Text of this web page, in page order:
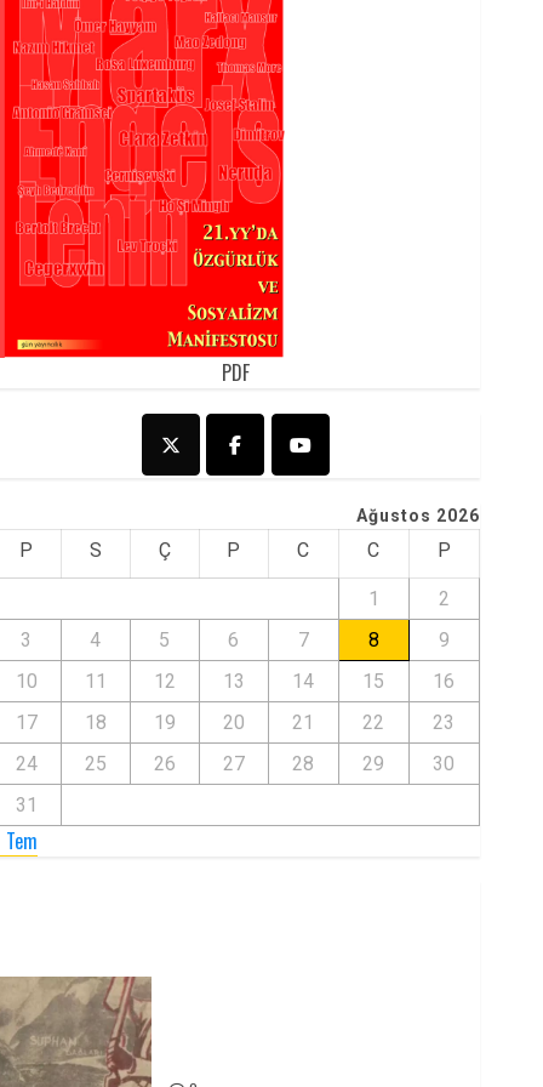
PDF
Ağustos 2026
P S Ç P C C P
1
2
3
4 5 6 7 8
9
10
11 12 13 14 15
16
17
18 19 20 21 22
23
24
25 26 27 28 29
30
31